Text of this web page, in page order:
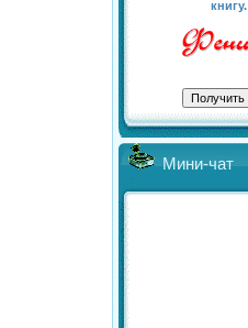
книгу.
Мини-чат